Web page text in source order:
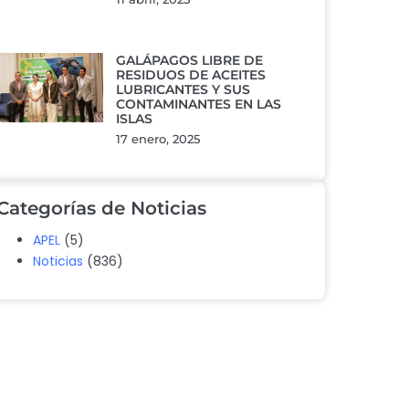
GALÁPAGOS LIBRE DE
RESIDUOS DE ACEITES
LUBRICANTES Y SUS
CONTAMINANTES EN LAS
ISLAS
17 enero, 2025
de Noticias
APEL (5)
Noticias (836)